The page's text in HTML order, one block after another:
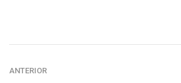
ANTERIOR